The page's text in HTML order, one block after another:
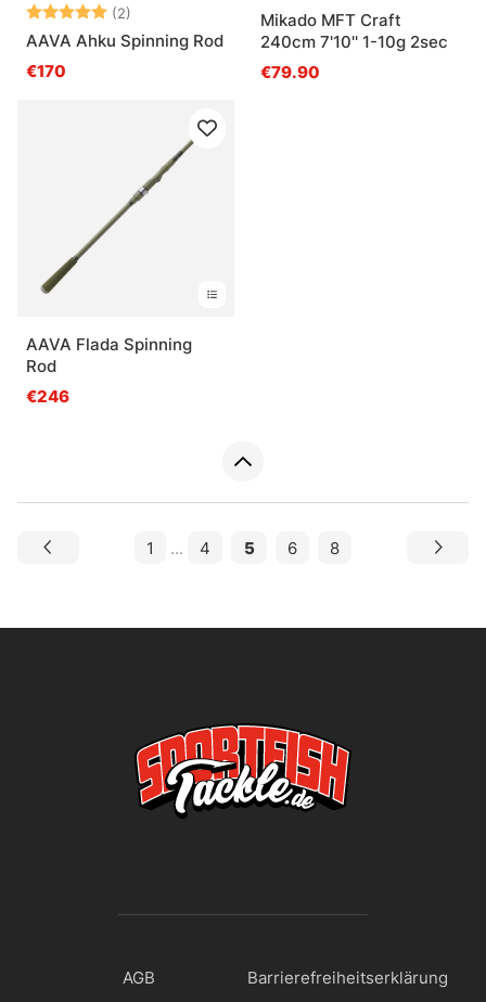
Bewertung:(2)
5.0 von 5 Sternen
AAVA Ahku Spinning Rod
€170
Mikado MFT Craft
240cm 7'10'' 1-10g 2sec
€79.90
AAVA Flada Spinning
Rod
€246
1 ... 4 5 6 8
AGB Barrierefreiheitserklärung